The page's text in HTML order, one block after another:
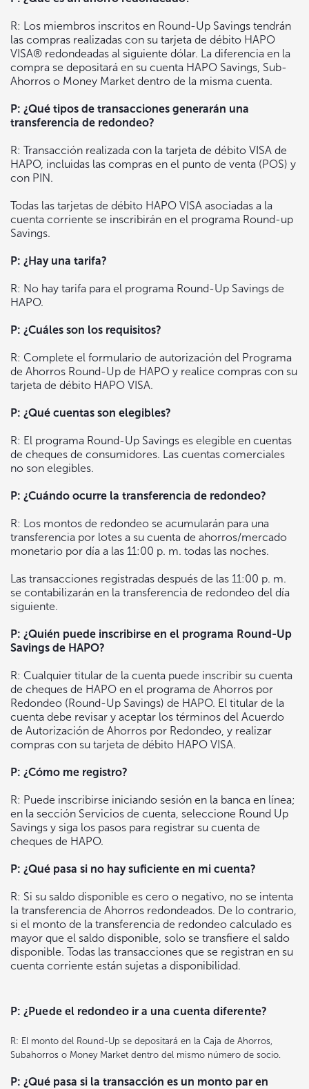
R: Los miembros inscritos en Round-Up Savings tendrán
las compras realizadas con su tarjeta de débito HAPO
VISA® redondeadas al siguiente dólar. La diferencia en la
compra se depositará en su cuenta HAPO Savings, Sub-
Ahorros o Money Market dentro de la misma cuenta.
P: ¿Qué tipos de transacciones generarán una
transferencia de redondeo?
R: Transacción realizada con la tarjeta de débito VISA de
HAPO, incluidas las compras en el punto de venta (POS) y
con PIN.
Todas las tarjetas de débito HAPO VISA asociadas a la
cuenta corriente se inscribirán en el programa Round-up
Savings.
P: ¿Hay una tarifa?
R: No hay tarifa para el programa Round-Up Savings de
HAPO.
P: ¿Cuáles son los requisitos?
R: Complete el formulario de autorización del Programa
de Ahorros Round-Up de HAPO y realice compras con su
tarjeta de débito HAPO VISA.
P: ¿Qué cuentas son elegibles?
R: El programa Round-Up Savings es elegible en cuentas
de cheques de consumidores. Las cuentas comerciales
no son elegibles.
P: ¿Cuándo ocurre la transferencia de redondeo?
R: Los montos de redondeo se acumularán para una
transferencia por lotes a su cuenta de ahorros/mercado
monetario por día a las 11:00 p. m. todas las noches.
Las transacciones registradas después de las 11:00 p. m.
se contabilizarán en la transferencia de redondeo del día
siguiente.
P: ¿Quién puede inscribirse en el programa Round-Up
Savings de HAPO?
R: Cualquier titular de la cuenta puede inscribir su cuenta
de cheques de HAPO en el programa de Ahorros por
Redondeo (Round-Up Savings) de HAPO. El titular de la
cuenta debe revisar y aceptar los términos del Acuerdo
de Autorización de Ahorros por Redondeo, y realizar
compras con su tarjeta de débito HAPO VISA.
P: ¿Cómo me registro?
R: Puede inscribirse iniciando sesión en la banca en línea;
en la sección Servicios de cuenta, seleccione Round Up
Savings y siga los pasos para registrar su cuenta de
cheques de HAPO.
P: ¿Qué pasa si no hay suficiente en mi cuenta?
R: Si su saldo disponible es cero o negativo, no se intenta
la transferencia de Ahorros redondeados. De lo contrario,
si el monto de la transferencia de redondeo calculado es
mayor que el saldo disponible, solo se transfiere el saldo
disponible. Todas las transacciones que se registran en su
cuenta corriente están sujetas a disponibilidad.
P: ¿Puede el redondeo ir a una cuenta diferente?
R: El monto del Round-Up se depositará en la Caja de Ahorros,
Subahorros o Money Market dentro del mismo número de socio.
P: ¿Qué pasa si la transacción es un monto par en